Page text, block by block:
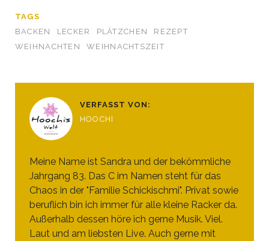
TAGS
BACKEN
LECKER PLÄTZCHEN
REZEPT
WEIHNACHTEN
WEIHNACHTSZEIT
VERFASST VON:
HOOCHI
Meine Name ist Sandra und der bekömmliche
Jahrgang 83. Das C im Namen steht für das
Chaos in der "Familie Schickischmi". Privat sowie
beruflich bin ich immer für alle kleine Racker da.
Außerhalb dessen höre ich gerne Musik. Viel.
Laut und am liebsten Live. Auch gerne mit